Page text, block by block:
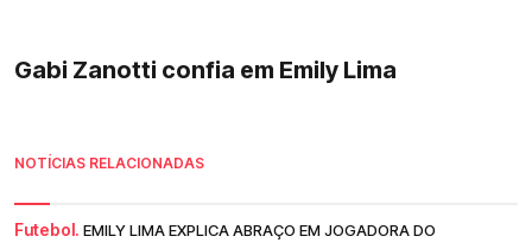
Gabi Zanotti confia em Emily Lima
NOTÍCIAS RELACIONADAS
Futebol. EMILY LIMA EXPLICA ABRAÇO EM JOGADORA DO